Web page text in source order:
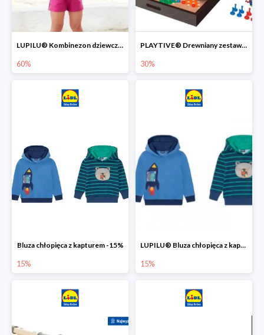
LUPILU® Kombinezon dziewczęcy z bawełny
60%
PLAYTIVE® Drewniany zestaw gier 10 w 1
30%
Bluza chłopięca z kapturem -15%
15%
LUPILU® Bluza chłopięca z kapturem
15%